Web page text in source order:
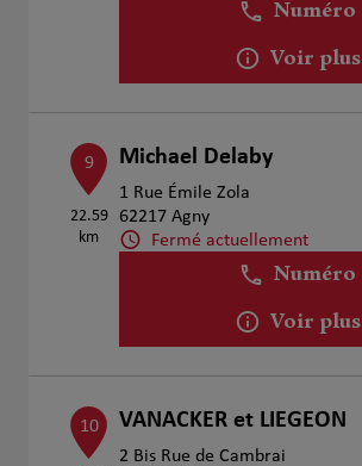
Numéro
Voir plus
9
22.59
km
Michael Delaby
1 Rue Émile Zola
62217 Agny
Fermé actuellement
Numéro
Voir plus
10 VANACKER et LIEGEON
2 Bis Rue de Cambrai